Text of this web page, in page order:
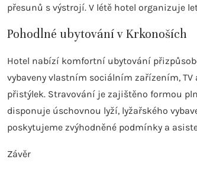
přesunů s výstrojí. V létě hotel organizuje
Pohodlné ubytování v Krkonoších
Hotel nabízí komfortní ubytování
vybaveny vlastním sociálním zařízením,
přistýlek. Stravování je zajištěno formou
disponuje úschovnou lyží, lyžařského
poskytujeme zvýhodněné podmínky a
Závěr